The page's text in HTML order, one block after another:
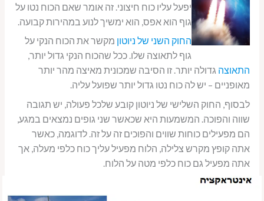
יפעל עליו כוח חיצוני. זה אומר שאם הכוח נטו על
גוף הוא אפס, הוא ימשיך לנוע במהירות קבועה.
החוק השני של ניוטון מקשר את הכוח הנקי על
גוף לתאוצה שלו. ככל שהכוח הנקי גדול יותר,
התאוצה גדולה יותר. זו הסיבה שמכונית מאיצה מהר יותר
מאופניים – יש לה כוח נטו גדול יותר שפועל עליה.
לבסוף, החוק השלישי של ניוטון קובע שלכל פעולה, יש תגובה
שווה והפוכה. המשמעות היא שכאשר שני גופים נמצאים במגע,
הם מפעילים כוחות שווים והפוכים זה על זה. לדוגמה, כאשר
אתה קופץ מקרש צלילה, הלוח מפעיל עליך כוח כלפי מעלה, אך
אתה מפעיל גם כוח כלפי מטה על הלוח.